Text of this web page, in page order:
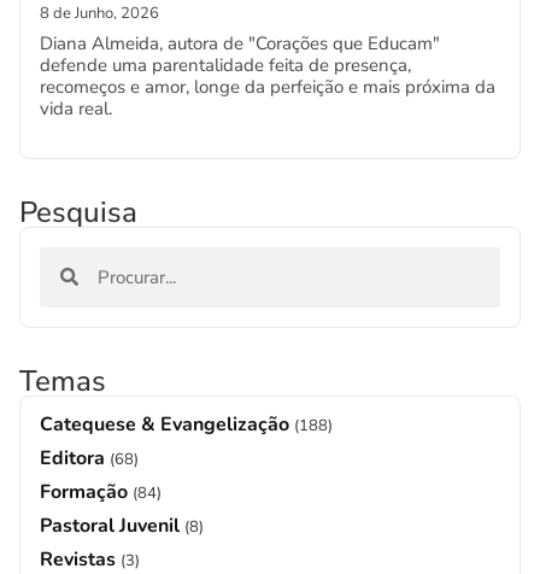
8 de Junho, 2026
Diana Almeida, autora de "Corações que Educam"
defende uma parentalidade feita de presença,
recomeços e amor, longe da perfeição e mais próxima da
vida real.
Pesquisa
Temas
Catequese & Evangelização (188)
Editora (68)
Formação (84)
Pastoral Juvenil (8)
Revistas (3)